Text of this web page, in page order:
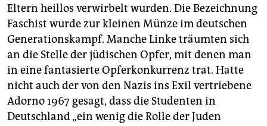
Eltern heillos verwirbelt wurden. Die Bezeichnung
Faschist wurde zur kleinen Münze im deutschen
Generationskampf. Manche Linke träumten sich
an die Stelle der jüdischen Opfer, mit denen man
in eine fantasierte Opferkonkurrenz trat. Hatte
nicht auch der von den Nazis ins Exil vertriebene
Adorno 1967 gesagt, dass die Studenten in
Deutschland „ein wenig die Rolle der Juden